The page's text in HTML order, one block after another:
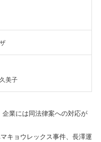
美子
企業には同法律案への対応が
キョウレックス事件、長澤運